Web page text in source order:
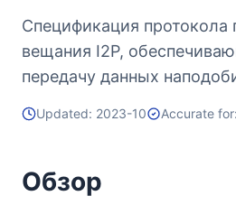
Спецификация протокола
вещания I2P,
передачу данных
Updated: 2023-10 Accurate
Обзор